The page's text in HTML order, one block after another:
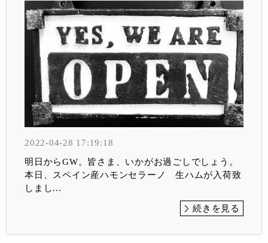
2022-04-28 17:19:18
明日からGW。皆さま、いかがお過ごしでしょう。
本日、スペイン産ハモンセラーノ 生ハムが入荷致
しまし...
続きを見る